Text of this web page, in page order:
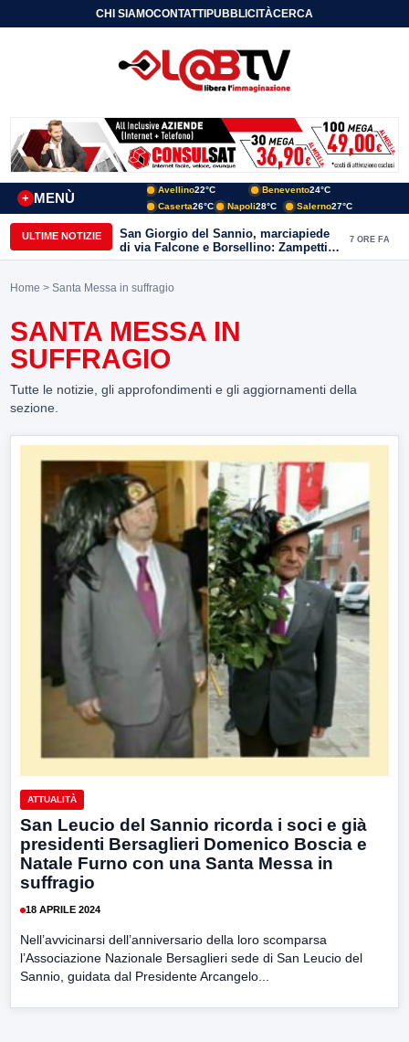
CHI SIAMOCONTATTIPUBBLICITÀCERCA
MENÙ
+
Avellino22°C Benevento24°C
Caserta26°C Napoli28°C Salerno27°C
ULTIME NOTIZIE
San Giorgio del Sannio, marciapiede
di via Falcone e Borsellino: Zampetti e
Lombardi replicano alle polemiche
7 ORE FA
Home > Santa Messa in suffragio
SANTA MESSA IN
SUFFRAGIO
Tutte le notizie, gli approfondimenti e gli aggiornamenti della
sezione.
ATTUALITÀ
San Leucio del Sannio ricorda i soci e già
presidenti Bersaglieri Domenico Boscia e
Natale Furno con una Santa Messa in
suffragio
18 APRILE 2024
Nell’avvicinarsi dell’anniversario della loro scomparsa
l’Associazione Nazionale Bersaglieri sede di San Leucio del
Sannio, guidata dal Presidente Arcangelo...